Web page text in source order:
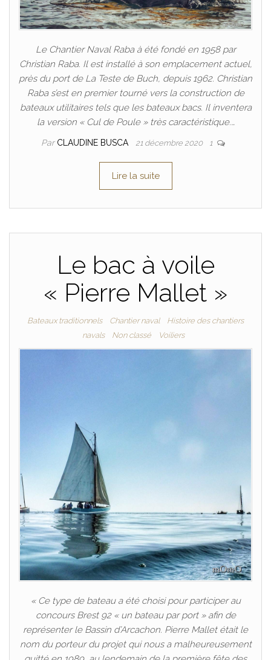
Le Chantier Naval Raba à été fondé en 1958 par
Christian Raba. Il est installé à son emplacement actuel,
près du port de La Teste de Buch, depuis 1962. Christian
Raba s’est en premier tourné vers la construction de
bateaux utilitaires tels que les bateaux bacs. Il inventera
la version « Cul de Poule » très caractéristique.…
Par CLAUDINE BUSCA 21 décembre 2020 1
Lire la suite
Le bac à voile
« Pierre Mallet »
Bateaux traditionnels Chantier naval
Histoire des chantiers
navals
Non classé Voiliers
« Ce type de bateau a été choisi pour participer au
concours Brest 92 « un bateau par port » afin de
représenter le Bassin d’Arcachon. Pierre Mallet était le
nom du porteur du projet qui nous a malheureusement